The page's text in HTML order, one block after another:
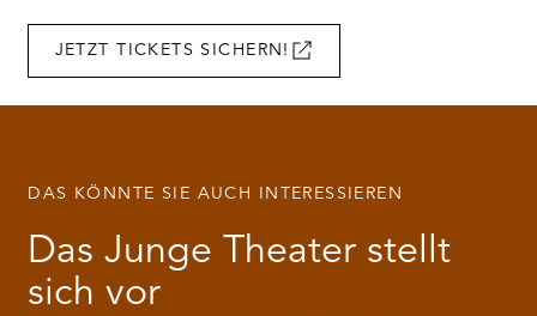
JETZT TICKETS SICHERN!
DAS KÖNNTE SIE AUCH INTERESSIEREN
Das Junge Theater stellt
sich vor